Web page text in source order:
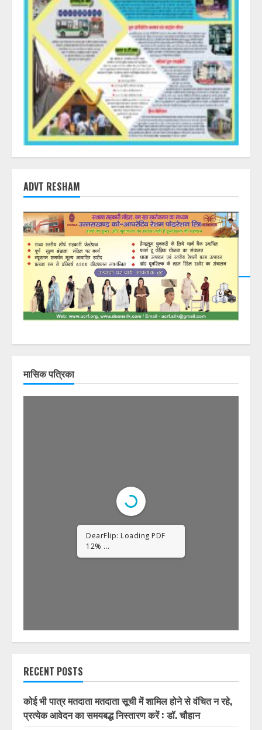
ADVT RESHAM
मासिक पत्रिका
DearFlip: Loading PDF
23% ...
RECENT POSTS
कोई भी पात्र मतदाता मतदाता सूची में शामिल होने से वंचित न रहे,
प्रत्येक आवेदन का समयबद्ध निस्तारण करें : डॉ. चौहान